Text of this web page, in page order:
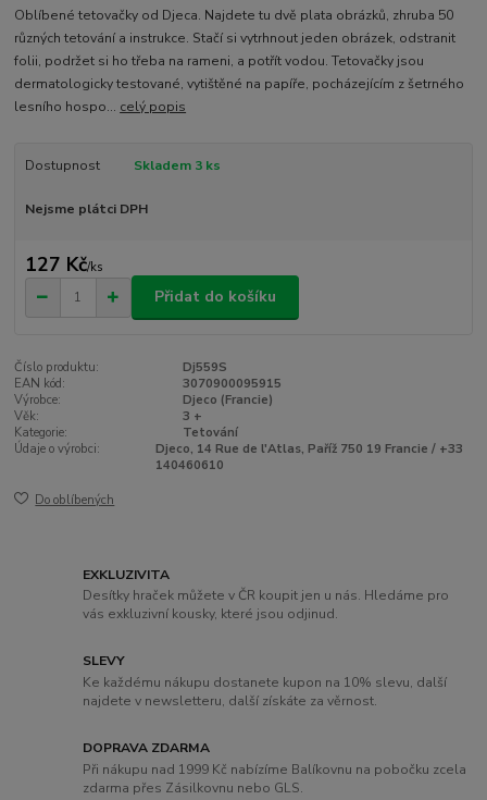
Oblíbené tetovačky od Djeca. Najdete tu dvě plata obrázků, zhruba 50
různých tetování a instrukce. Stačí si vytrhnout jeden obrázek, odstranit
folii, podržet si ho třeba na rameni, a potřít vodou. Tetovačky jsou
dermatologicky testované, vytištěné na papíře, pocházejícím z šetrného
lesního hospo... celý popis
Dostupnost Skladem 3 ks
Nejsme plátci DPH
127 Kč/ks
Přidat do košíku
Číslo produktu:
Dj559S
EAN kód:
3070900095915
Výrobce:
Djeco (Francie)
Věk:
3 +
Kategorie:
Tetování
Údaje o výrobci:
Djeco, 14 Rue de l'Atlas, Paříž 750 19 Francie / +33
140460610
Do oblíbených
EXKLUZIVITA
Desítky hraček můžete v ČR koupit jen u nás. Hledáme pro
vás exkluzivní kousky, které jsou odjinud.
SLEVY
Ke každému nákupu dostanete kupon na 10% slevu, další
najdete v newsletteru, další získáte za věrnost.
DOPRAVA ZDARMA
Při nákupu nad 1999 Kč nabízíme Balíkovnu na pobočku zcela
zdarma přes Zásilkovnu nebo GLS.